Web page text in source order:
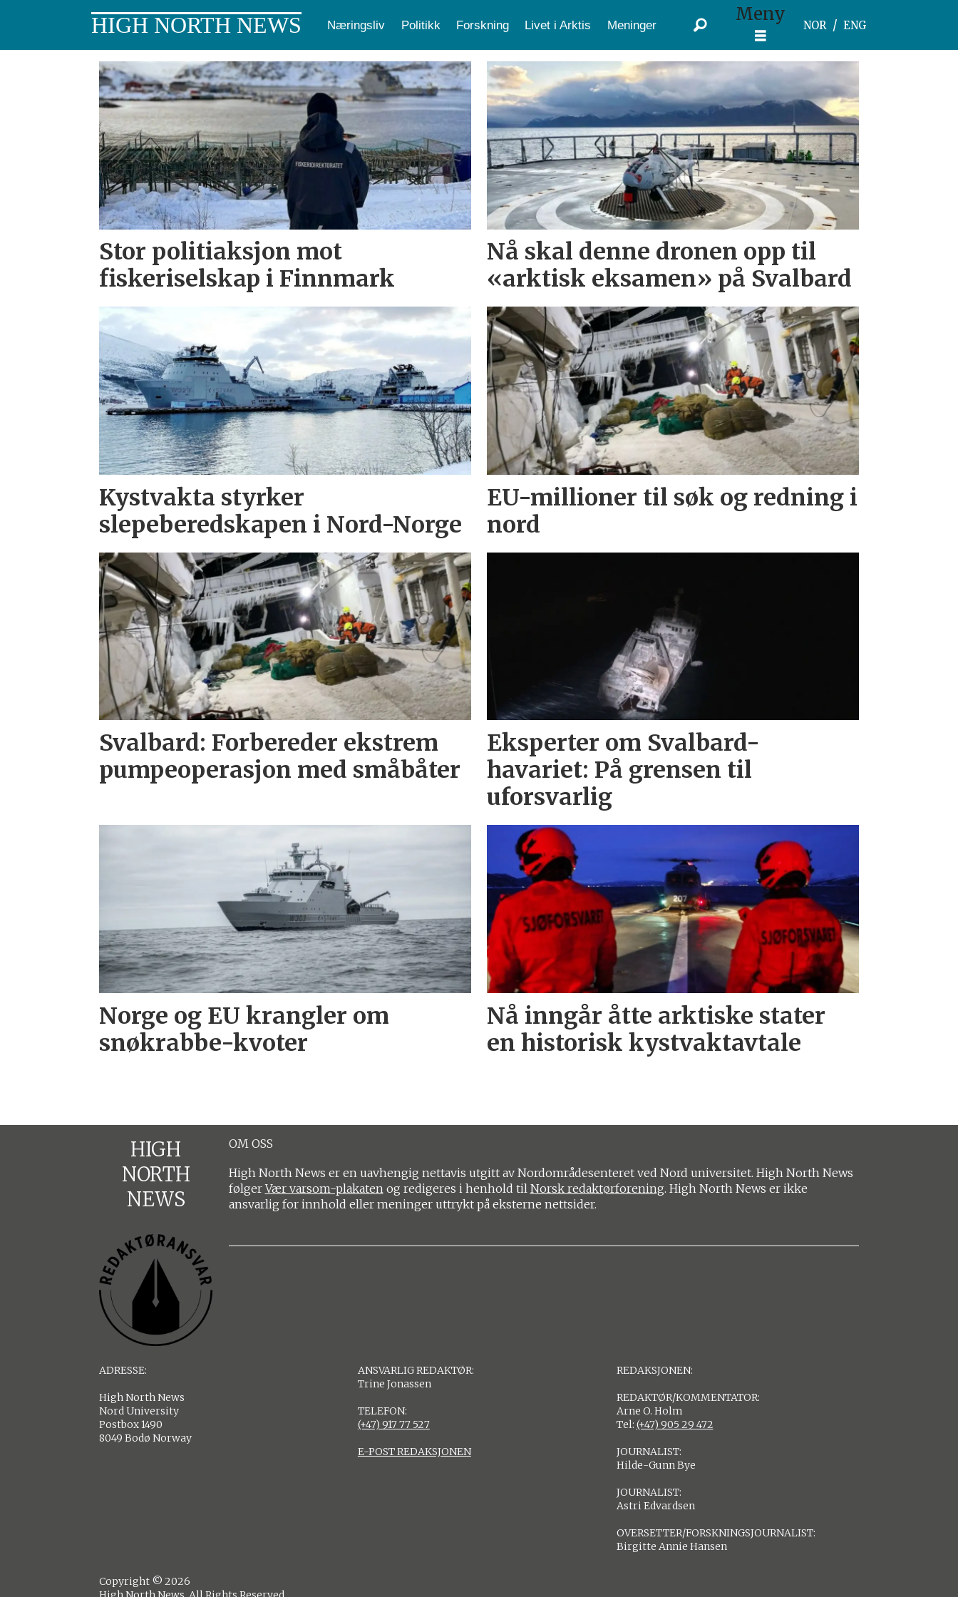
HIGH NORTH NEWS Næringsliv Politikk Forskning Livet i Arktis Meninger Meny
NOR ENG
kystvakta
Stor politiaksjon mot
fiskeriselskap i Finnmark
Nå skal denne dronen opp til
«arktisk eksamen» på Svalbard
Kystvakta styrker
slepeberedskapen i Nord-Norge
EU-millioner til søk og redning i
nord
Svalbard: Forbereder ekstrem
pumpeoperasjon med småbåter
Eksperter om Svalbard-
havariet: På grensen til
uforsvarlig
Norge og EU krangler om
snøkrabbe-kvoter
Nå inngår åtte arktiske stater
en historisk kystvaktavtale
HIGH
NORTH
NEWS
OM OSS
High North News er en uavhengig nettavis utgitt av Nordområdesenteret ved Nord universitet. High North News
følgerVær varsom-plakatenog redigeres i henhold til Norsk redaktørforening. High North News er ikke
ansvarlig for innhold eller meninger uttrykt på eksterne nettsider.
ADRESSE:
High North News
Nord University
Postbox 1490
8049 Bodø Norway
ANSVARLIG REDAKTØR:
Trine Jonassen
TELEFON:
(+47) 917 77 527
E-POST REDAKSJONEN
REDAKSJONEN:
REDAKTØR/KOMMENTATOR:
Arne O. Holm
Tel: (+47) 905 29 472
JOURNALIST:
Hilde-Gunn Bye
JOURNALIST:
Astri Edvardsen
OVERSETTER/FORSKNINGSJOURNALIST:
Birgitte Annie Hansen
Copyright © 2026